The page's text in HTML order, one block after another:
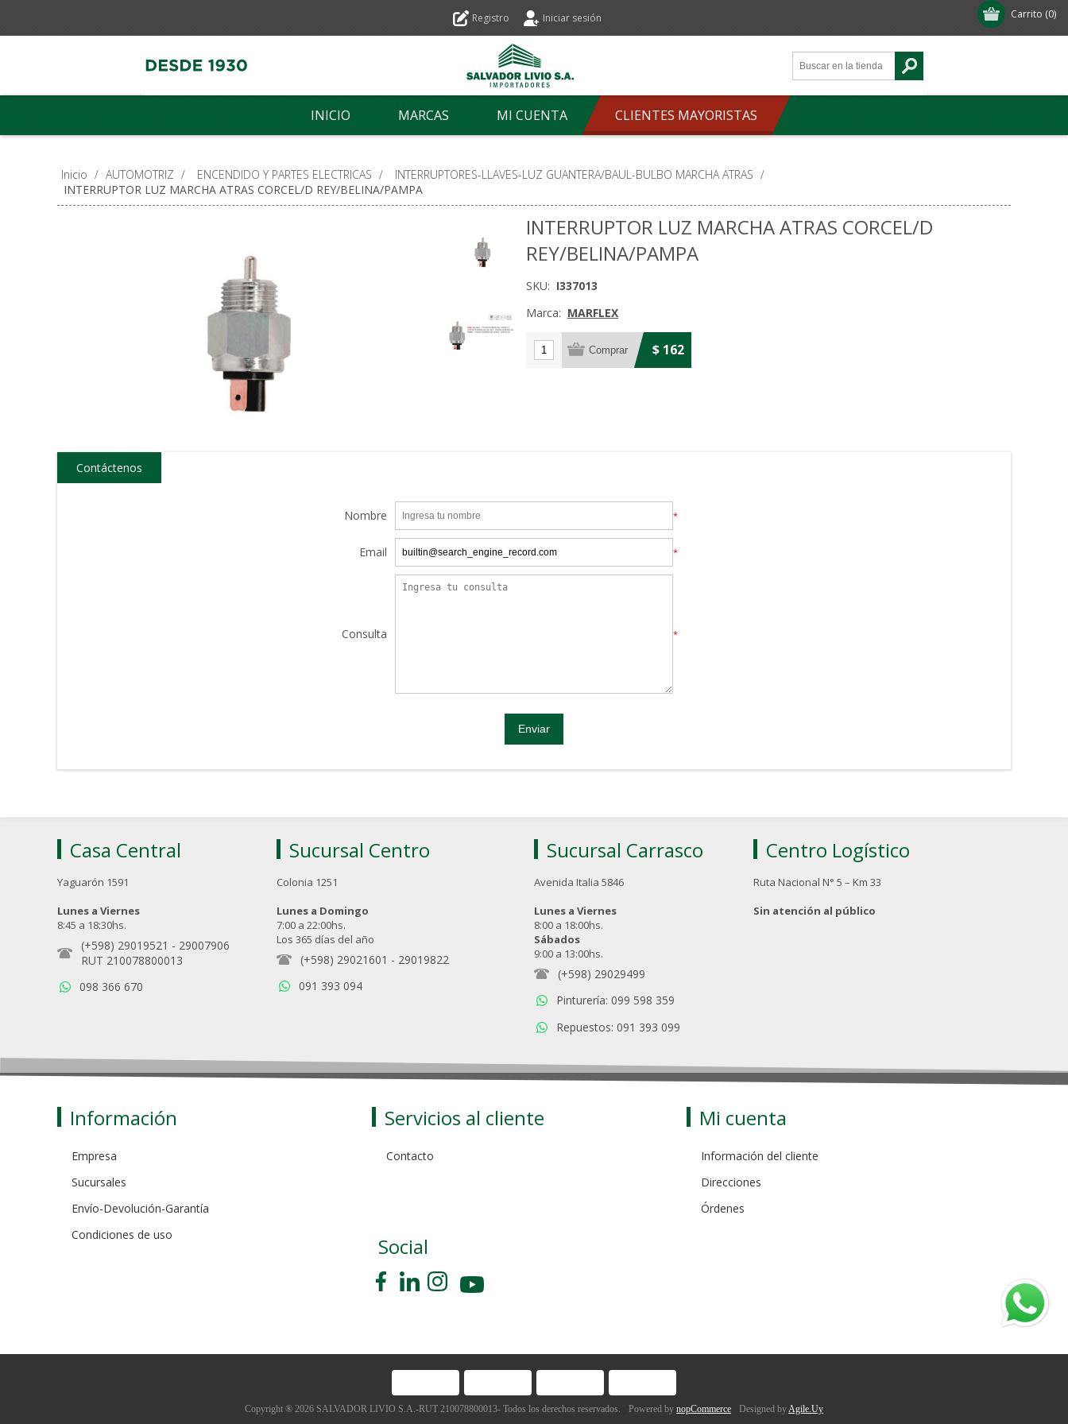
Carrito (0)
Registro Iniciar sesión
INICIO MARCAS MI CUENTA CLIENTES MAYORISTAS
Inicio / AUTOMOTRIZ / ENCENDIDO Y PARTES ELECTRICAS / INTERRUPTORES-LLAVES-LUZ GUANTERA/BAUL-BULBO MARCHA ATRAS /
INTERRUPTOR LUZ MARCHA ATRAS CORCEL/D REY/BELINA/PAMPA
INTERRUPTOR LUZ MARCHA ATRAS CORCEL/D
REY/BELINA/PAMPA
SKU: I337013
Marca: MARFLEX
$ 162
Contáctenos
Nombre *
Email *
Consulta *
Casa Central
Yaguarón 1591
Lunes a Viernes
8:45 a 18:30hs.
(+598) 29019521 - 29007906
RUT 210078800013
098 366 670
Sucursal Centro
Colonia 1251
Lunes a Domingo
7:00 a 22:00hs.
Los 365 días del año
(+598) 29021601 - 29019822
091 393 094
Sucursal Carrasco
Avenida Italia 5846
Lunes a Viernes
8:00 a 18:00hs.
Sábados
9:00 a 13:00hs.
(+598) 29029499
Pinturería: 099 598 359
Repuestos: 091 393 099
Centro Logístico
Ruta Nacional N° 5 – Km 33
Sin atención al público
Información
Empresa
Sucursales
Envío-Devolución-Garantía
Condiciones de uso
Servicios al cliente
Contacto
Mi cuenta
Información del cliente
Direcciones
Órdenes
Social
Copyright ® 2026 SALVADOR LIVIO S.A.-RUT 210078800013- Todos los derechos reservados. Powered by nopCommerce Designed by Agile.Uy